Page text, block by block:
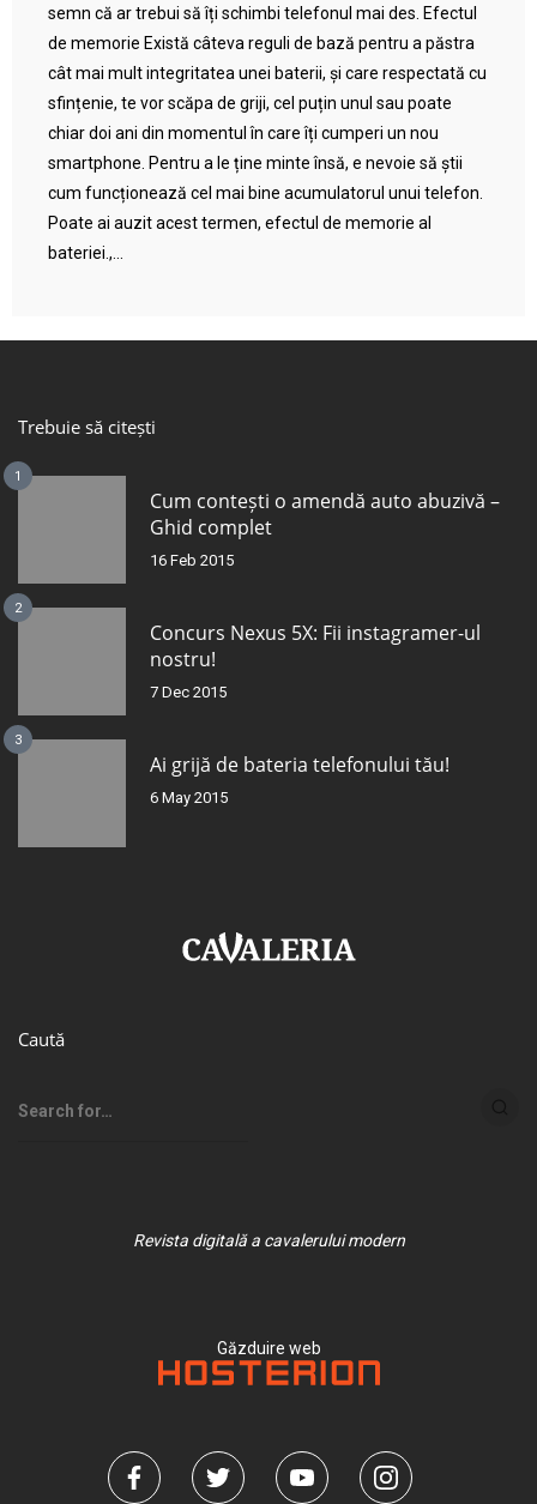
semn că ar trebui să îți schimbi telefonul mai des. Efectul
de memorie Există câteva reguli de bază pentru a păstra
cât mai mult integritatea unei baterii, și care respectată cu
sfințenie, te vor scăpa de griji, cel puțin unul sau poate
chiar doi ani din momentul în care îți cumperi un nou
smartphone. Pentru a le ține minte însă, e nevoie să știi
cum funcționează cel mai bine acumulatorul unui telefon.
Poate ai auzit acest termen, efectul de memorie al
bateriei.,...
Trebuie să citești
1
Cum contești o amendă auto abuzivă –
Ghid complet
16 Feb 2015
2
Concurs Nexus 5X: Fii instagramer-ul
nostru!
7 Dec 2015
3
Ai grijă de bateria telefonului tău!
6 May 2015
Caută
Revista digitală a cavalerului modern
Găzduire web